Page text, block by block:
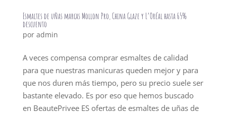
Esmaltes de uñas marcas Mollon Pro, China Glaze y L’Oréal hasta 65%
descuento
por admin
A veces compensa comprar esmaltes de calidad
para que nuestras manicuras queden mejor y para
que nos duren más tiempo, pero su precio suele ser
bastante elevado. Es por eso que hemos buscado
en BeautePrivee ES ofertas de esmaltes de uñas de